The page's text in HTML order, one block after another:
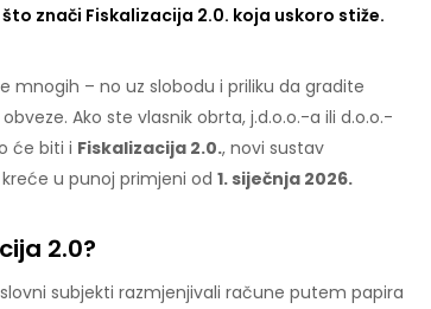
znači Fiskalizacija 2.0. koja uskoro stiže.
mnogih – no uz slobodu i priliku da gradite
Ako ste vlasnik obrta, j.d.o.o.-a ili d.o.o.-
će biti i Fiskalizacija 2.0., novi sustav
u punoj primjeni od 1. siječnja 2026.
2.0?
subjekti razmjenjivali račune putem papira